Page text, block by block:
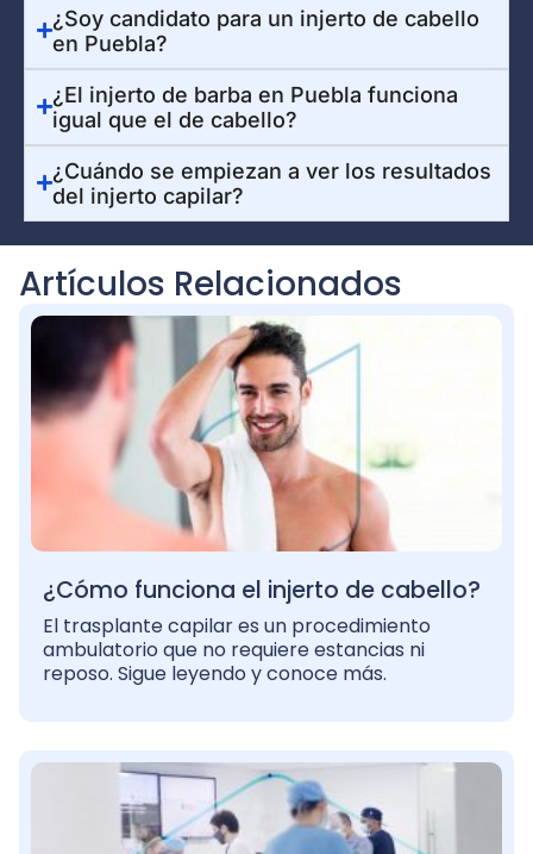
¿Soy candidato para un injerto de cabello
en Puebla?
¿El injerto de barba en Puebla funciona
igual que el de cabello?
¿Cuándo se empiezan a ver los resultados
del injerto capilar?
Artículos Relacionados
¿Cómo funciona el injerto de cabello?
El trasplante capilar es un procedimiento
ambulatorio que no requiere estancias ni
reposo. Sigue leyendo y conoce más.